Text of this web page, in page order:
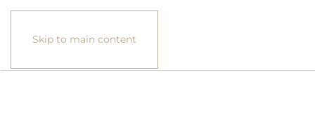
Skip to main content